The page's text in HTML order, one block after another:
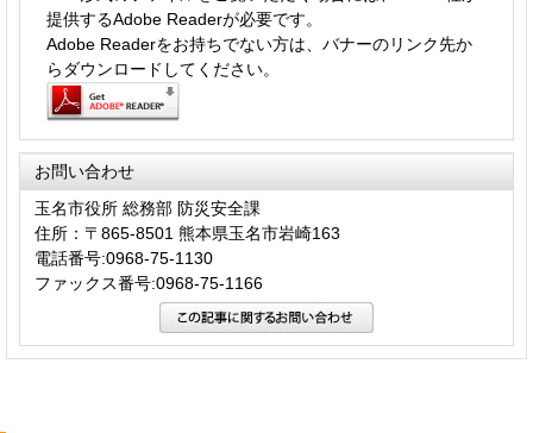
提供するAdobe Readerが必要です。
Adobe Readerをお持ちでない方は、バナーのリンク先か
らダウンロードしてください。
お問い合わせ
玉名市役所 総務部 防災安全課
住所：〒865-8501 熊本県玉名市岩崎163
電話番号:0968-75-1130
ファックス番号:0968-75-1166